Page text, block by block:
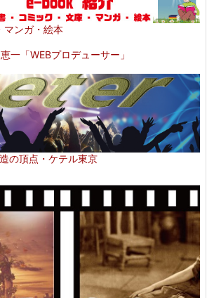
ンガ・絵本
一「WEBプロデューサー」
の頂点・ケテル東京